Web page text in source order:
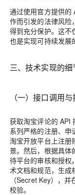
通过使用官方提供的
作而引发的法律风险
得到充分保护。这不
也是实现可持续发展
三、技术实现的
（一）接口调用
获取淘宝评论的 API
系列严格的注册、申
淘宝开放平台上注册
景。然后，根据具体
待平台的审核和授权
术文档和规范，生成
（Secret Key），
校验。